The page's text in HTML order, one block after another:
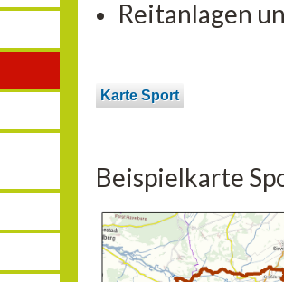
Reitanlagen
Karte Sport
Beispielkarte